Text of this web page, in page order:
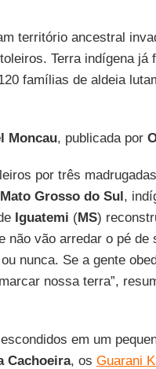
território ancestral
Terra indígena
famílias de aldeia
Moncau, publicada por
por três
Mato Grosso do Sul,
Iguatemi (MS)
não vão arredar o pé de
nunca. Se a gente
nossa terra”,
em um
Cachoeira, os Guarani